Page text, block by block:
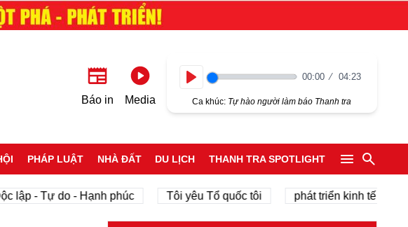
Báo in Media
00:00 04:23
Ca khúc: Tự hào người làm báo Thanh tra
PHÁP LUẬT NHÀ ĐẤT DU LỊCH THANH TRA SPOTLIGHT
Tự do - Hạnh phúc Tôi yêu Tổ quốc tôi phát triển kinh tế tư nhân